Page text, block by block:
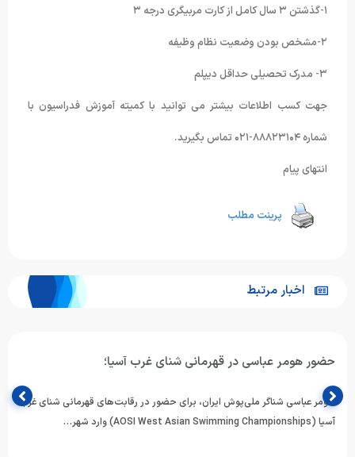
۲-مشخص بودن وضعیت نظام وظیفه
۳- مدرک تحصیلی حداقل دیپلم
جهت کسب اطلاعات بیشتر می توانید با کمیته آموزش فدراسیون با
شماره ۸۸۸۲۳۱۰۴-۰۲۱ تماس بگیرید.
انتهای پیام
پرینت مطلب
اخبار مرتبط
اطلاعیه فدراسیون ورزش‌های آبی درباره استعلام مدارک و مجوز
فدراسیون ورزش‌های آبی با صدور اطلاعیه‌ای از تمامی ارگان‌ها، دستگاه‌های